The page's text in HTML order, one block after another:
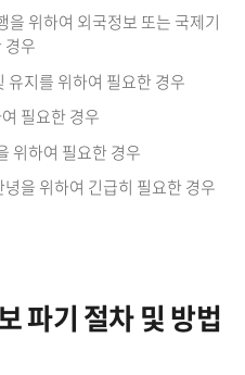
을 위하여 외국정보 또는 국제기
경우
유지를 위하여 필요한 경우
필요한 경우
위하여 필요한 경우
을 위하여 긴급히 필요한 경우
파기 절차 및 방법